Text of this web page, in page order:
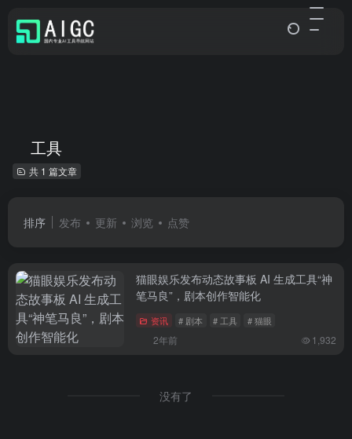
工具
共 1 篇文章
排序 发布 更新 浏览 点赞
猫眼娱乐发布动态故事板 AI 生成工具“神
笔马良”，剧本创作智能化
资讯 # 剧本 # 工具 # 猫眼
2年前 1,932
没有了